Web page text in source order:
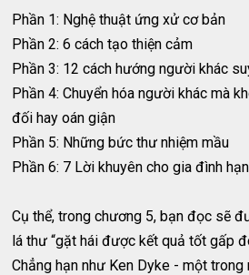
Phần 1: Nghệ thuật ứng xử cơ bản
Phần 2: 6 cách tạo thiện cảm
Phần 3: 12 cách hướng người khác
Phần 4: Chuyển hóa người khác mà
đối hay oán giận
Phần 5: Những bức thư nhiệm mầu
Phần 6: 7 Lời khuyên cho gia đình
Cụ thể, trong chương 5, bạn đọc sẽ
lá thư “gặt hái được kết quả tốt gấp
Chẳng hạn như Ken Dyke - một trong